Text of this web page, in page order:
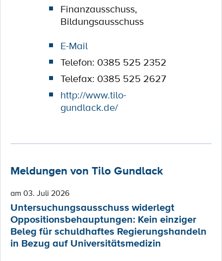
Finanzausschuss,
Bildungsausschuss
E-Mail
Telefon: 0385 525 2352
Telefax: 0385 525 2627
http://www.tilo-
gundlack.de/
Meldungen von Tilo Gundlack
am 03. Juli 2026
Untersuchungsausschuss widerlegt
Oppositionsbehauptungen: Kein einziger
Beleg für schuldhaftes Regierungshandeln
in Bezug auf Universitätsmedizin